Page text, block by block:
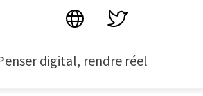
Site Twitter
digital, rendre réel